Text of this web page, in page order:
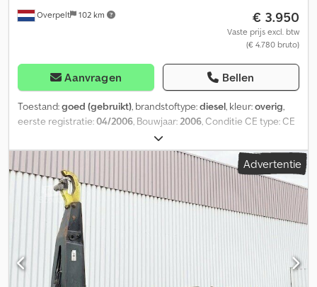
Overpelt 102 km € 3.950
Vaste prijs excl. btw
(€ 4.780 bruto)
Aanvragen Bellen
Toestand:goed (gebruikt), brandstoftype:diesel, kleur:overig,
eerste registratie:04/2006, Bouwjaar:2006, Conditie CE type: CE
= Meer informatie = Merk motor: HATZ Onderdeel geschikt voor:
Chodpfxjy Svvfs Aa Tja - Hiab 130 R F-3 - Hiab 130 R F-3
Kraanwagen Aanbouwdeel geschikt voor: Vrachtwagens CE
markering: ja Technische staat: goed Optische staat: goed
Schade: schadevrij
Advertentie